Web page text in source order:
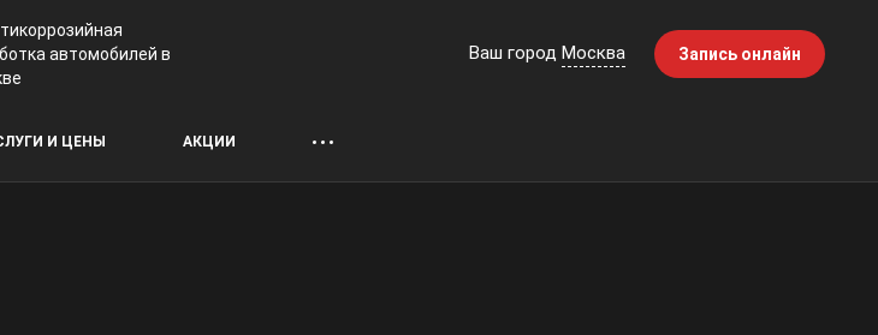
Ваш город Москва Запись онлайн
И ЦЕНЫ АКЦИИ